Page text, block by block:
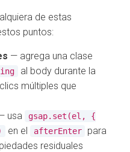
de estas
puntos:
— agrega una clase
al body durante la
múltiples que
usa
gsap.set(el, {
en el afterEnter
para
residuales